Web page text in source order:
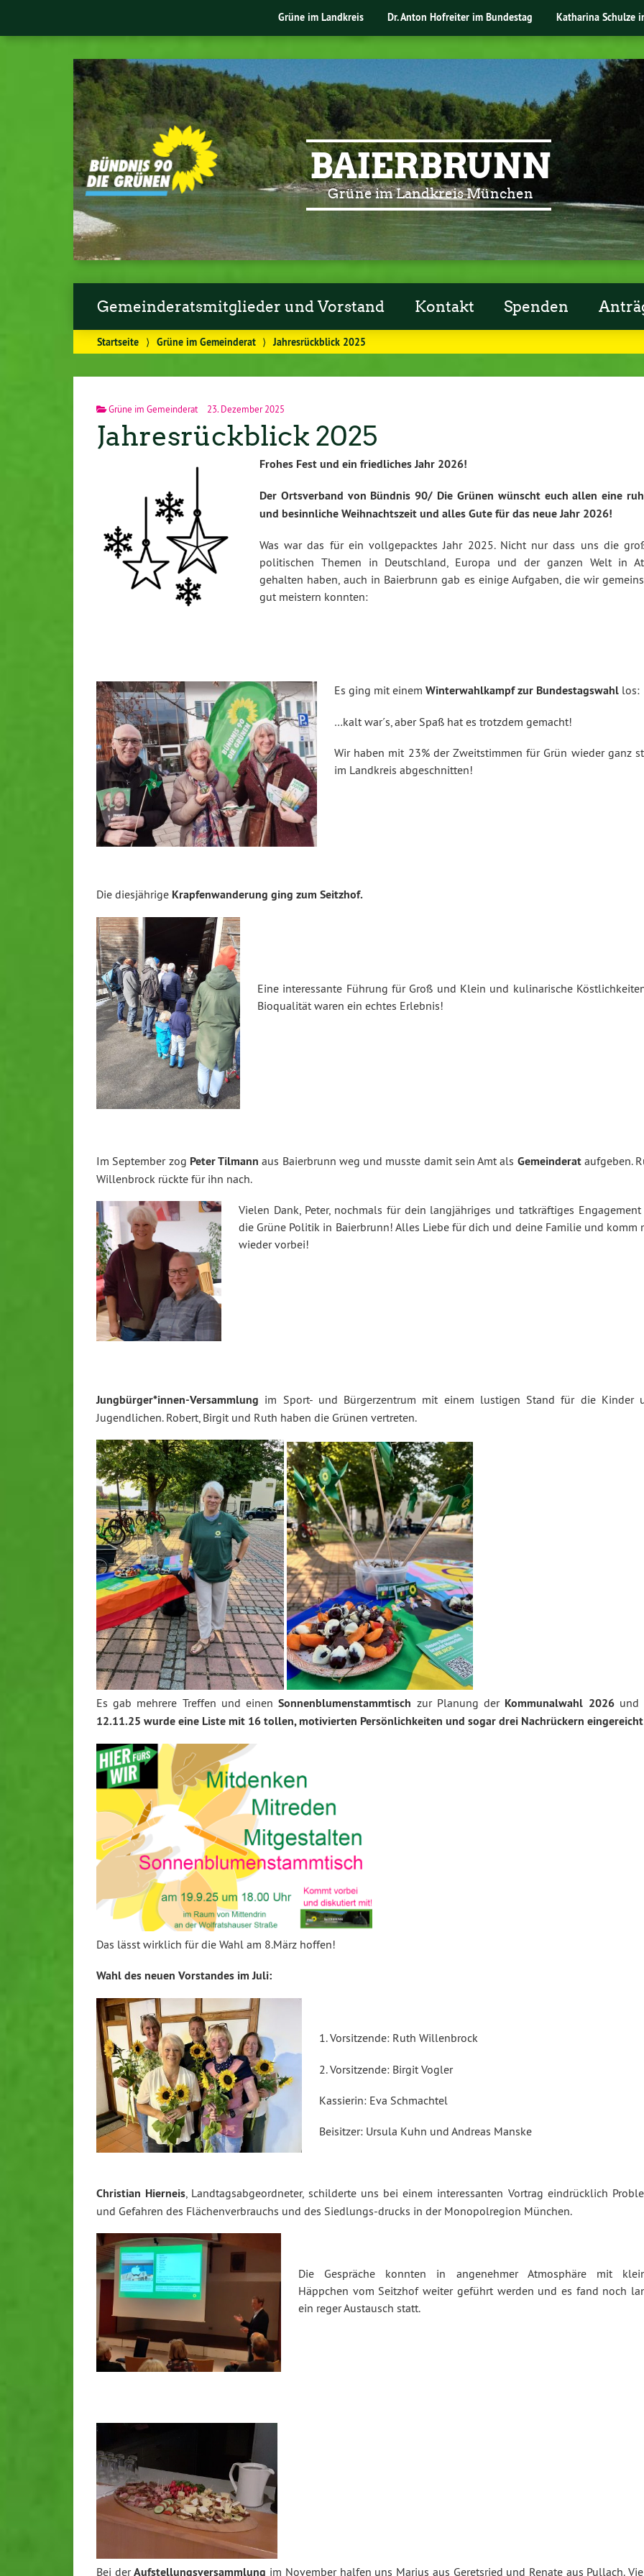
Grüne im Landkreis Dr. Anton Hofreiter im Bundestag Katharina Schulze
BAIERBRUNN
Grüne im Landkreis München
Gemeinderatsmitglieder und Vorstand Kontakt Spenden
Startseite ⟩ Grüne im Gemeinderat ⟩ Jahresrückblick 2025
Grüne im Gemeinderat 23. Dezember 2025
Jahresrückblick 2025
Frohes Fest und ein friedliches Jahr 2026!
Der Ortsverband von Bündnis 90/ Die Grünen wünscht euch allen eine
und besinnliche Weihnachtszeit und alles Gute für das neue Jahr 2026!
Was war das für ein vollgepacktes Jahr 2025. Nicht nur dass uns die
politischen Themen in Deutschland, Europa und der ganzen Welt in
gehalten haben, auch in Baierbrunn gab es einige Aufgaben, die wir
gut meistern konnten:
Es ging mit einem Winterwahlkampf zur Bundestagswahl los:
…kalt war´s, aber Spaß hat es trotzdem gemacht!
Wir haben mit 23% der Zweitstimmen für Grün wieder ganz
im Landkreis abgeschnitten!
Die diesjährige Krapfenwanderung ging zum Seitzhof.
Eine interessante Führung für Groß und Klein und kulinarische
Bioqualität waren ein echtes Erlebnis!
Im September zog Peter Tilmann aus Baierbrunn weg und musste damit sein Amt als Gemeinderataufgeben.
Willenbrock rückte für ihn nach.
Vielen Dank, Peter, nochmals für dein langjähriges und tatkräftiges
die Grüne Politik in Baierbrunn! Alles Liebe für dich und deine Familie und komm
wieder vorbei!
Jungbürger*innen-Versammlung im Sport- und Bürgerzentrum mit einem lustigen Stand für die Kinder
Jugendlichen. Robert, Birgit und Ruth haben die Grünen vertreten.
Es gab mehrere Treffen und einenSonnenblumenstammtisch zur Planung der Kommunalwahl 2026und
12.11.25 wurde eine Liste mit 16 tollen, motivierten Persönlichkeiten und sogar drei Nachrückern
Das lässt wirklich für die Wahl am 8.März hoffen!
Wahl des neuen Vorstandes im Juli:
1. Vorsitzende: Ruth Willenbrock
2. Vorsitzende: Birgit Vogler
Kassierin: Eva Schmachtel
Beisitzer: Ursula Kuhn und Andreas Manske
Christian Hierneis, Landtagsabgeordneter, schilderte uns bei einem interessanten Vortrag eindrücklich
und Gefahren des Flächenverbrauchs und des Siedlungs-drucks in der Monopolregion München.
Die Gespräche konnten in angenehmer Atmosphäre mit
Häppchen vom Seitzhof weiter geführt werden und es fand noch
ein reger Austausch statt.
Bei derAufstellungsversammlung im November halfen uns Marius aus Geretsried und Renate aus Pullach.